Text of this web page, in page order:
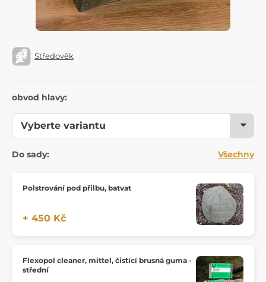
Středověk
obvod hlavy:
Do sady: Všechny
Polstrování pod přilbu, batvat
+ 450 Kč
Flexopol cleaner, mittel, čistící brusná guma -
střední